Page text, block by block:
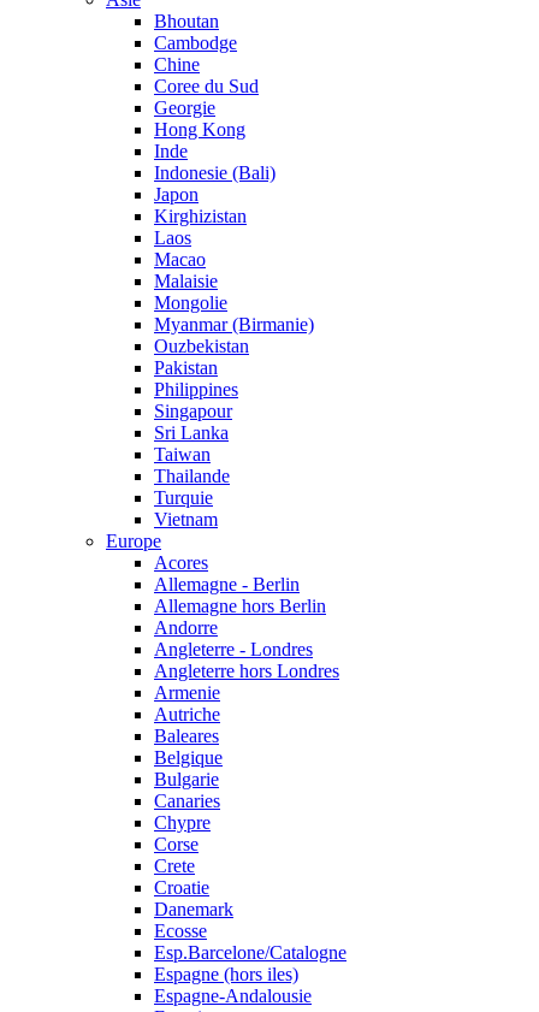
Bhoutan
Cambodge
Chine
Coree du Sud
Georgie
Hong Kong
Inde
Indonesie (Bali)
Japon
Kirghizistan
Laos
Macao
Malaisie
Mongolie
Myanmar (Birmanie)
Ouzbekistan
Pakistan
Philippines
Singapour
Sri Lanka
Taiwan
Thailande
Turquie
Vietnam
Europe
Acores
Allemagne - Berlin
Allemagne hors Berlin
Andorre
Angleterre - Londres
Angleterre hors Londres
Armenie
Autriche
Baleares
Belgique
Bulgarie
Canaries
Chypre
Corse
Crete
Croatie
Danemark
Ecosse
Esp.Barcelone/Catalogne
Espagne (hors iles)
Espagne-Andalousie